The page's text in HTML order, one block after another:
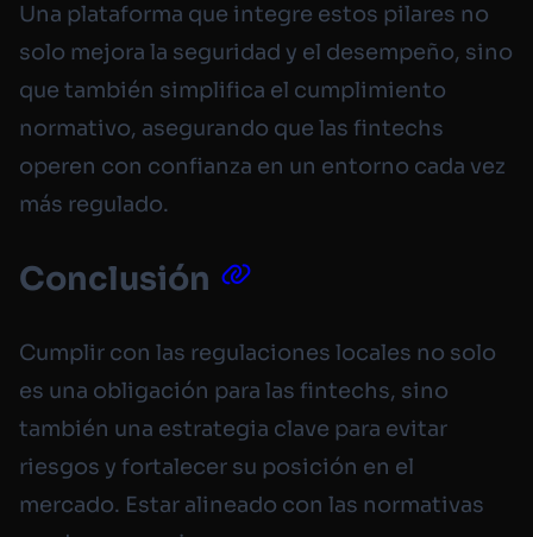
Una plataforma que integre estos pilares no
solo mejora la seguridad y el desempeño, sino
que también simplifica el cumplimiento
normativo, asegurando que las fintechs
operen con confianza en un entorno cada vez
más regulado.
Conclusión
Cumplir con las regulaciones locales no solo
es una obligación para las fintechs, sino
también una estrategia clave para evitar
riesgos y fortalecer su posición en el
mercado. Estar alineado con las normativas